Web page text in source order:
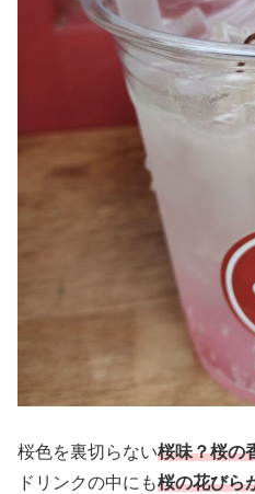
桜色を裏切らない桜味？桜の
ドリンクの中にも桜の花びら